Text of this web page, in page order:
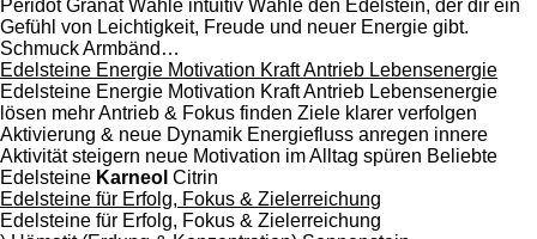
Peridot Granat Wähle intuitiv Wähle den Edelstein, der dir ein
Gefühl von Leichtigkeit, Freude und neuer Energie gibt.
Schmuck Armbänd…
Edelsteine Energie Motivation Kraft Antrieb Lebensenergie
Edelsteine Energie Motivation Kraft Antrieb Lebensenergie
lösen mehr Antrieb & Fokus finden Ziele klarer verfolgen
Aktivierung & neue Dynamik Energiefluss anregen innere
Aktivität steigern neue Motivation im Alltag spüren Beliebte
Edelsteine Karneol Citrin
Edelsteine für Erfolg, Fokus & Zielerreichung
Edelsteine für Erfolg, Fokus & Zielerreichung